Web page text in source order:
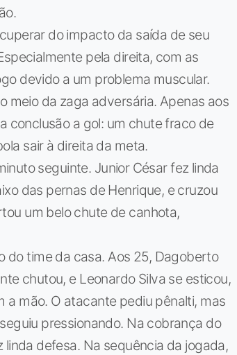
do impacto da saída de seu
pela direita, com as
devido a um problema muscular.
meio da zaga adversária. Apenas aos
conclusão a gol: um chute fraco de
sair à direita da meta.
seguinte. Junior César fez linda
das pernas de Henrique, e cruzou
um belo chute de canhota,
do time da casa. Aos 25, Dagoberto
chutou, e Leonardo Silva se esticou,
mão. O atacante pediu pênalti, mas
pressionando. Na cobrança do
defesa. Na sequência da jogada,